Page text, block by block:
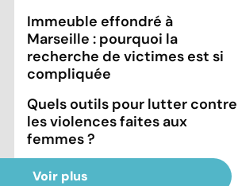
Immeuble effondré à
Marseille : pourquoi la
recherche de victimes est si
compliquée
Quels outils pour lutter contre
les violences faites aux
femmes ?
Voir plus